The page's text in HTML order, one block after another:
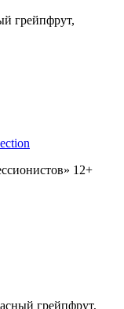
грейпфрут,
12+
грейпфрут,